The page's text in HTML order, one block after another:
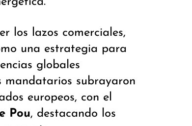
los lazos comerciales,
una estrategia para
globales
mandatarios subrayaron
europeos, con el
Pou, destacando los